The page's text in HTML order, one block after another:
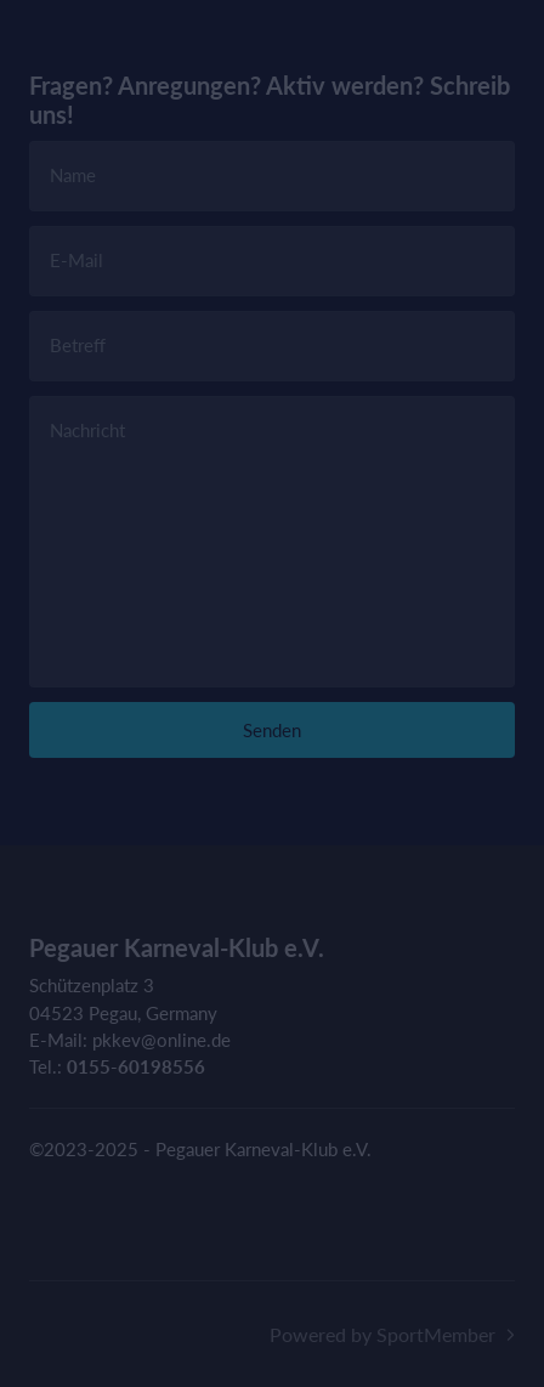
Fragen? Anregungen? Aktiv werden? Schreib
uns!
Name
E-Mail
Betreff
Nachricht
Senden
Pegauer Karneval-Klub e.V.
Schützenplatz 3
04523 Pegau, Germany
E-Mail: pkkev@online.de
Tel.: 0155-60198556
©2023-2025 - Pegauer Karneval-Klub e.V.
Powered by SportMember